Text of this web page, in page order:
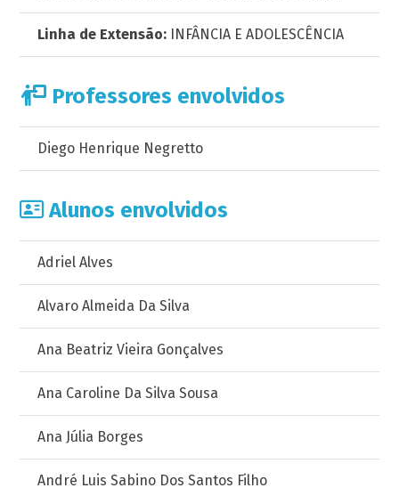
Linha de Extensão: INFÂNCIA E ADOLESCÊNCIA
Professores envolvidos
Diego Henrique Negretto
Alunos envolvidos
Adriel Alves
Alvaro Almeida Da Silva
Ana Beatriz Vieira Gonçalves
Ana Caroline Da Silva Sousa
Ana Júlia Borges
André Luis Sabino Dos Santos Filho